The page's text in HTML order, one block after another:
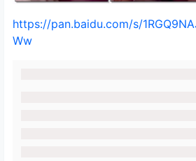
https://pan.baidu.com/s/
Ww